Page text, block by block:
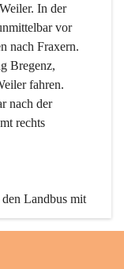
In der
vor
nach Fraxern.
Bregenz,
fahren.
nach der
rechts
Landbus mit
Die Linie